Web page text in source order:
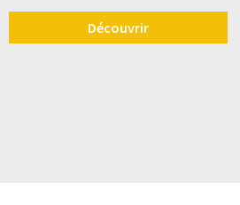
Découvrir